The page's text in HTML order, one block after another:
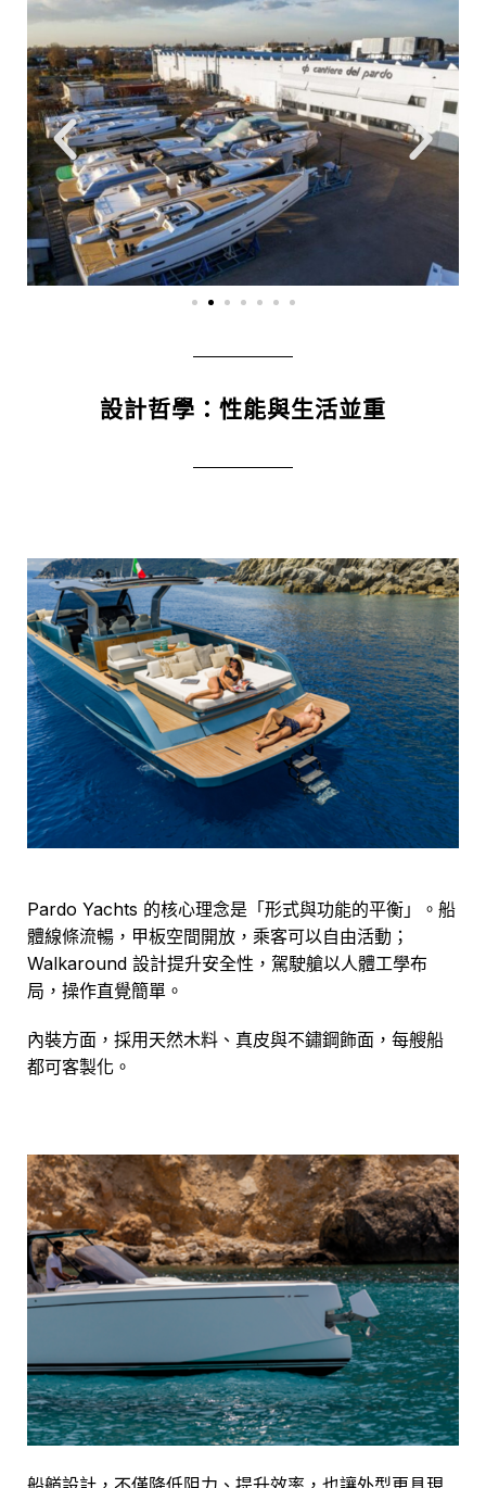
設計哲學：性能與生活並重
Pardo Yachts 的核心理念是「形式與功能的平衡」。船
體線條流暢，甲板空間開放，乘客可以自由活動；
Walkaround 設計提升安全性，駕駛艙以人體工學布
局，操作直覺簡單。
內裝方面，採用天然木料、真皮與不鏽鋼飾面，每艘船
都可客製化。